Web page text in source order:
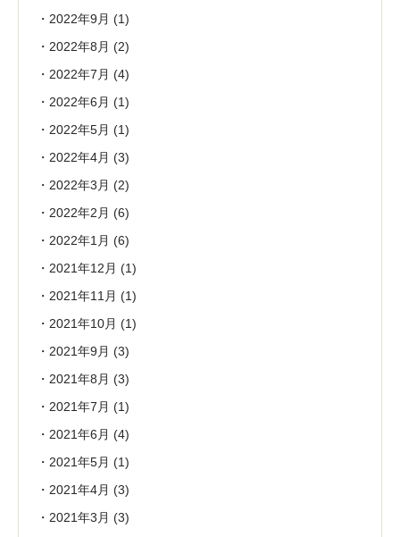
2022年9月 (1)
2022年8月 (2)
2022年7月 (4)
2022年6月 (1)
2022年5月 (1)
2022年4月 (3)
2022年3月 (2)
2022年2月 (6)
2022年1月 (6)
2021年12月 (1)
2021年11月 (1)
2021年10月 (1)
2021年9月 (3)
2021年8月 (3)
2021年7月 (1)
2021年6月 (4)
2021年5月 (1)
2021年4月 (3)
2021年3月 (3)